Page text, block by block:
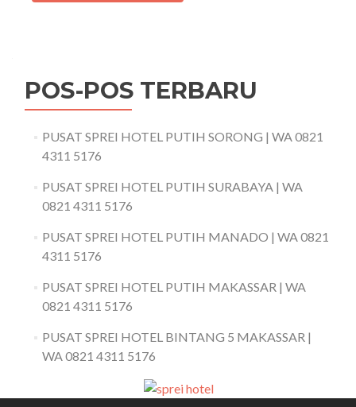
POS-POS TERBARU
PUSAT SPREI HOTEL PUTIH SORONG | WA 0821
4311 5176
PUSAT SPREI HOTEL PUTIH SURABAYA | WA
0821 4311 5176
PUSAT SPREI HOTEL PUTIH MANADO | WA 0821
4311 5176
PUSAT SPREI HOTEL PUTIH MAKASSAR | WA
0821 4311 5176
PUSAT SPREI HOTEL BINTANG 5 MAKASSAR |
WA 0821 4311 5176